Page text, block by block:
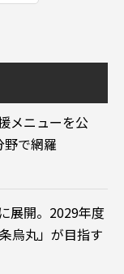
メニューを公
で網羅
展開。2029年度
烏丸」が目指す